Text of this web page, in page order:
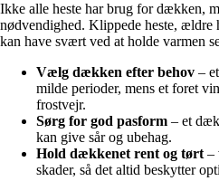
Ikke alle heste har brug for dækken,
nødvendighed. Klippede heste, ældre
kan have svært ved at holde varmen
Vælg dækken efter behov –
milde perioder, mens et foret
frostvejr.
Sørg for god pasform – et
kan give sår og ubehag.
Hold dækkenet rent og tørt –
skader, så det altid beskytter